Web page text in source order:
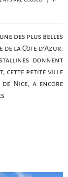
des plus belles
la Côte d’Azur.
donnent
cette petite ville
Nice, a encore